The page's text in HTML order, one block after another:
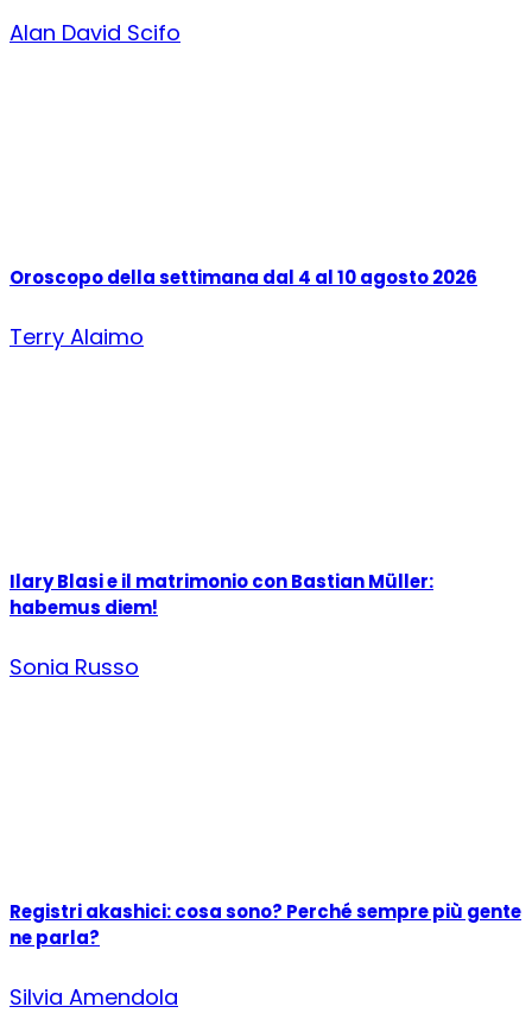
Alan David Scifo
Oroscopo della settimana dal 4 al 10 agosto 2026
Terry Alaimo
Ilary Blasi e il matrimonio con Bastian Müller:
habemus diem!
Sonia Russo
Registri akashici: cosa sono? Perché sempre più gente
ne parla?
Silvia Amendola